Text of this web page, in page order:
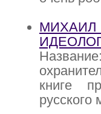
книге
русского